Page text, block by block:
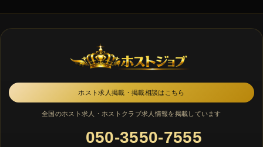
ホスト求人掲載・掲載相談はこちら
全国のホスト求人・ホストクラブ求人情報を掲載しています
050-3550-7555